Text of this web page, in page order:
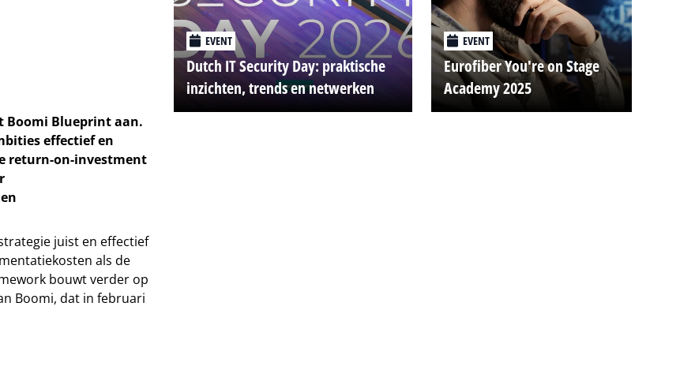
Boomi Blueprint aan.
effectief en
return-on-investment
juist en effectief
als de
bouwt verder op
Boomi, dat in februari
EVENT
Dutch IT Security Day: praktische
inzichten, trends en netwerken
EVENT
Eurofiber You're on Stage
Academy 2025